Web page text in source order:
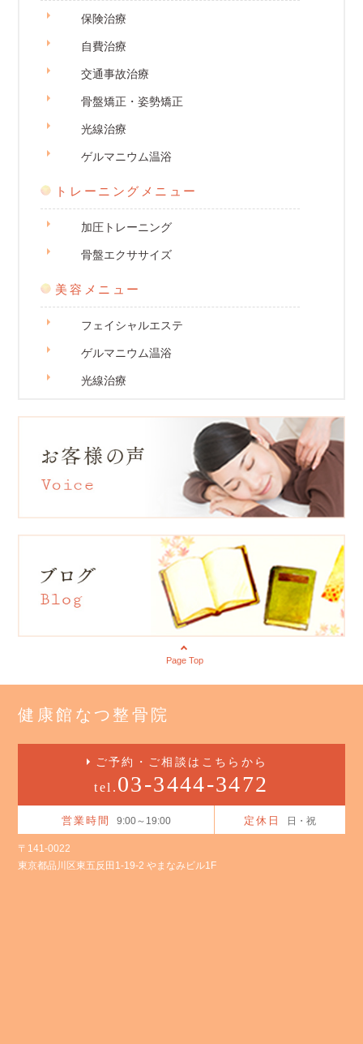
保険治療
自費治療
交通事故治療
骨盤矯正・姿勢矯正
光線治療
ゲルマニウム温浴
トレーニングメニュー
加圧トレーニング
骨盤エクササイズ
美容メニュー
フェイシャルエステ
ゲルマニウム温浴
光線治療
Page Top
健康館なつ整骨院
ご予約・ご相談はこちらから
tel. 03-3444-3472
営業時間 9:00～19:00 定休日 日・祝
〒141-0022
東京都品川区東五反田1-19-2 やまなみビル1F